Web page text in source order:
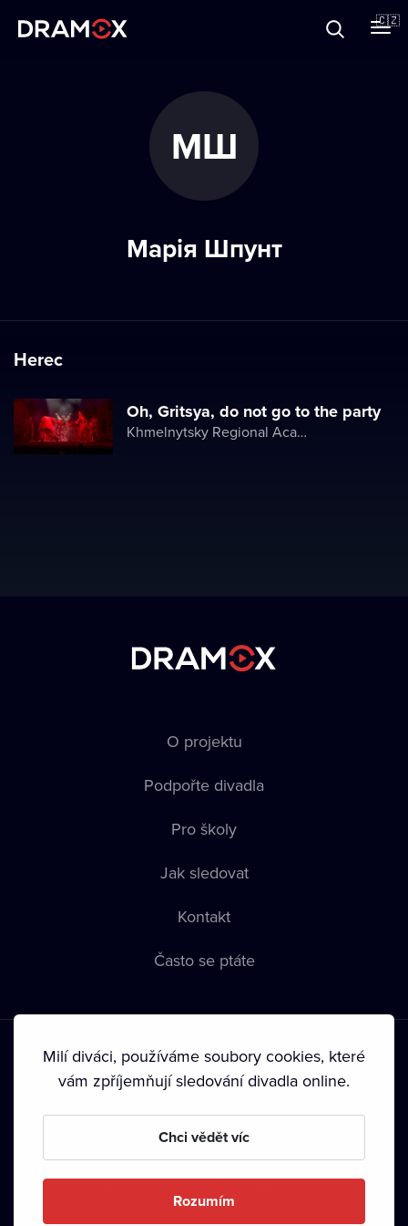
🇨🇿
МШ
Марія Шпунт
Herec
Oh, Gritsya, do not go to the party
Khmelnytsky Regional Academic Music and Drama Theater
O projektu
Podpořte divadla
Pro školy
Jak sledovat
Kontakt
Často se ptáte
Podmínky používání • Ochrana soukromí • Zásady používání
• Autorská práva•
Milí diváci, používáme soubory cookies, které
vám zpříjemňují sledování divadla online.
Chci vědět víc
Rozumím